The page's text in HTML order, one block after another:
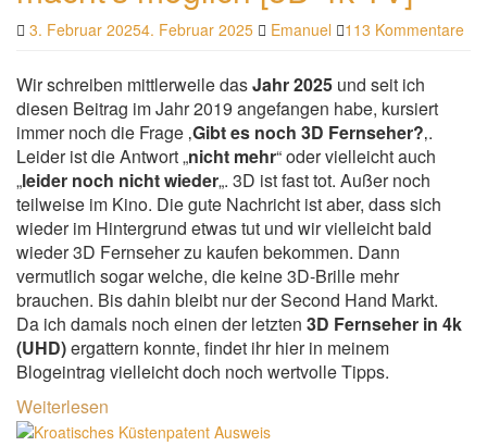
3. Februar 20254. Februar 2025 Emanuel 113 Kommentare
Wir schreiben mittlerweile dasJahr 2025 und seit ich
diesen Beitrag im Jahr 2019 angefangen habe, kursiert
immer noch die Frage ‚Gibt es noch 3D Fernseher?‚.
Leider ist die Antwort „nicht mehr“ oder vielleicht auch
„leider noch nicht wieder„. 3D ist fast tot. Außer noch
teilweise im Kino. Die gute Nachricht ist aber, dass sich
wieder im Hintergrund etwas tut und wir vielleicht bald
wieder 3D Fernseher zu kaufen bekommen. Dann
vermutlich sogar welche, die keine 3D-Brille mehr
brauchen. Bis dahin bleibt nur der Second Hand Markt.
Da ich damals noch einen der letzten 3D Fernseher in 4k
(UHD)ergattern konnte, findet ihr hier in meinem
Blogeintrag vielleicht doch noch wertvolle Tipps.
Weiterlesen